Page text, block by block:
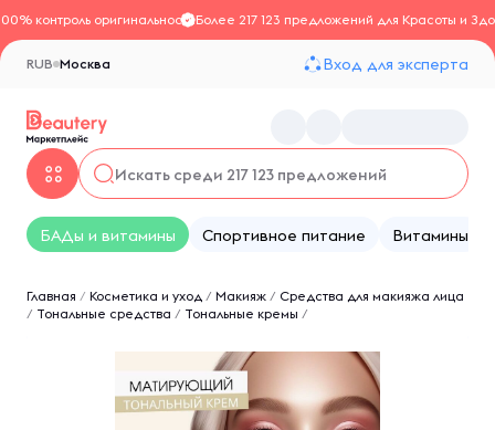
контроль оригинальностиБолее 217 123 предложений для Красоты и
Москва
RUB Вход для эксперта
БАДы и витамины Спортивное питание Витамины
Главная / Косметика и уход / Макияж / Средства для макияжа лица
/ Тональные средства / Тональные кремы /